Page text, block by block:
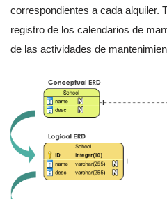
correspondientes a cada alquiler.
registro de los calendarios de
de las actividades de